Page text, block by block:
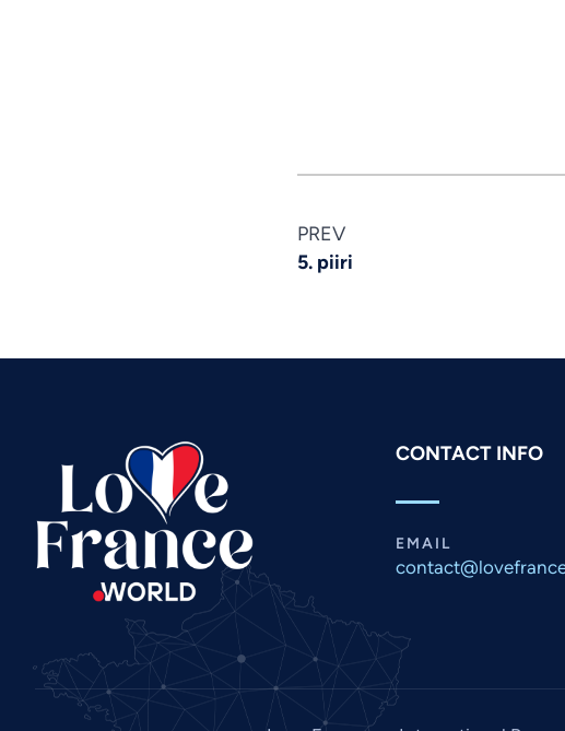
PREV
5. piiri
CONTACT INFO
EMAIL